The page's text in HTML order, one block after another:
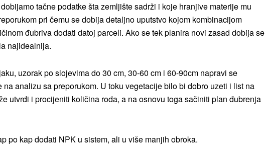
tačne podatke šta zemljište sadrži i koje hranjive materije mu
pri čemu se dobija detaljno uputstvo kojom kombinacijom
đubriva dodati datoj parceli. Ako se tek planira novi zasad dobija se
najidealnija.
uzorak po slojevima do 30 cm, 30-60 cm i 60-90cm napravi se
analizu sa preporukom. U toku vegetacije bilo bi dobro uzeti i list na
utvrdi i procijeniti količina roda, a na osnovu toga sačiniti plan đubrenja
po kap dodati NPK u sistem, ali u više manjih obroka.